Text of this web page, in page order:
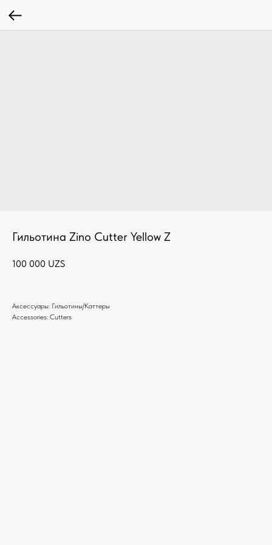
Гильотина Zino Cutter Yellow Z
100 000 UZS
Аксессуары: Гильотины/Каттеры
Accessories: Cutters